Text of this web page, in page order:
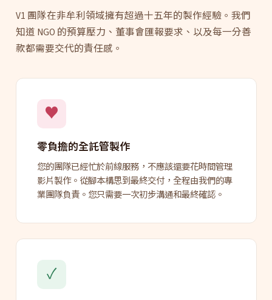
V1 團隊在非牟利領域擁有超過十五年的製作經驗。我們
知道 NGO 的預算壓力、董事會匯報要求、以及每一分善
款都需要交代的責任感。
♥
零負擔的全託管製作
您的團隊已經忙於前線服務，不應該還要花時間管理
影片製作。從腳本構思到最終交付，全程由我們的專
業團隊負責。您只需要一次初步溝通和最終確認。
✓